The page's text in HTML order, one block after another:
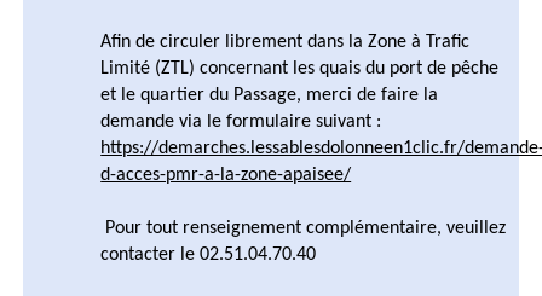
Afin de circuler librement dans la Zone à Trafic
Limité (ZTL) concernant les quais du port de pêche
et le quartier du Passage, merci de faire la
demande via le formulaire suivant :
https://demarches.lessablesdolonneen1clic.fr/
d-acces-pmr-a-la-zone-apaisee/
Pour tout renseignement complémentaire, veuillez
contacter le 02.51.04.70.40